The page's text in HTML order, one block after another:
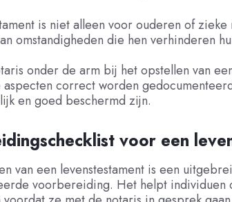
is niet alleen voor ouderen of
omstandigheden die hen verhinderen
onder de arm bij het opstellen van
correct worden
en goed beschermd zijn.
voor een
van een levenstestament is een
voorbereiding. Het helpt individuen